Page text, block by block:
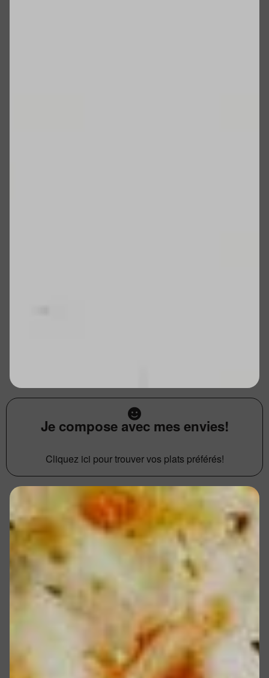
Je compose avec mes envies!
Cliquez ici pour trouver vos plats préférés!